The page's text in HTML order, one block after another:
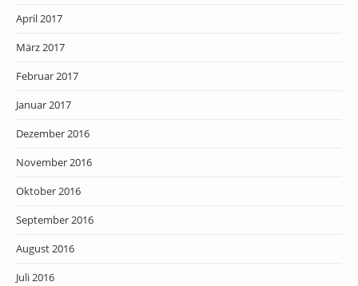
April 2017
März 2017
Februar 2017
Januar 2017
Dezember 2016
November 2016
Oktober 2016
September 2016
August 2016
Juli 2016